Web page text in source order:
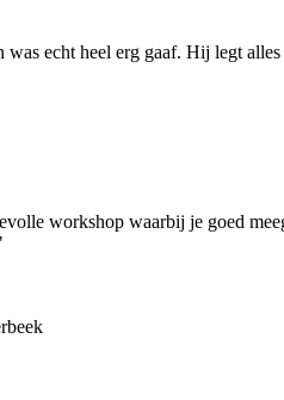
echt heel erg gaaf. Hij legt
workshop waarbij je goed